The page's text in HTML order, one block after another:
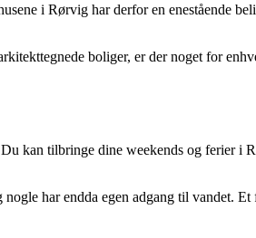
i Rørvig har derfor en enestående
boliger, er der noget for
kan tilbringe dine weekends og ferier i
har endda egen adgang til vandet.